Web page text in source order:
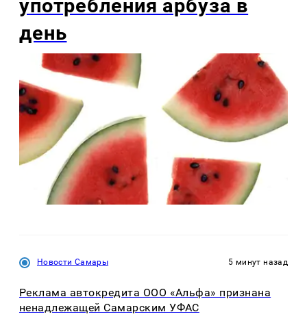
употребления арбуза в
день
Новости Самары 5 минут назад
Реклама автокредита ООО «Альфа» признана
ненадлежащей Самарским УФАС